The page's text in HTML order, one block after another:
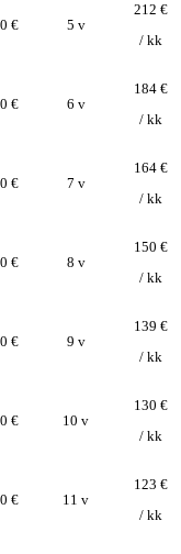
€ 5 v
212 €
/ kk
€ 6 v
184 €
/ kk
€ 7 v
164 €
/ kk
€ 8 v
150 €
/ kk
€ 9 v
139 €
/ kk
€ 10 v
130 €
/ kk
€ 11 v
123 €
/ kk